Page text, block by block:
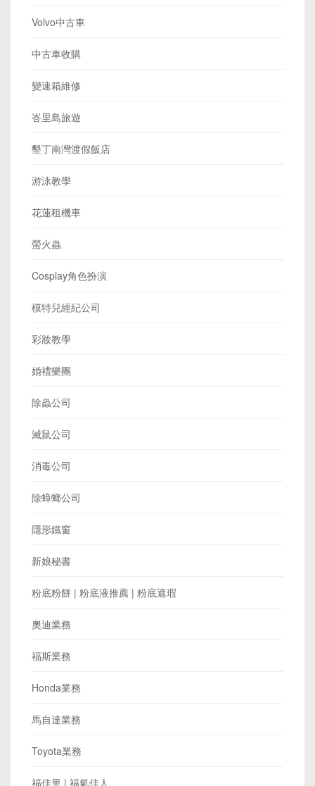
Volvo中古車
中古車收購
變速箱維修
峇里島旅遊
墾丁南灣渡假飯店
游泳教學
花蓮租機車
螢火蟲
Cosplay角色扮演
模特兒經紀公司
彩妝教學
婚禮樂團
除蟲公司
滅鼠公司
消毒公司
除蟑螂公司
隱形鐵窗
新娘秘書
粉底粉餅 | 粉底液推薦 | 粉底遮瑕
奧迪業務
福斯業務
Honda業務
馬自達業務
Toyota業務
福佳里 | 福氣佳人